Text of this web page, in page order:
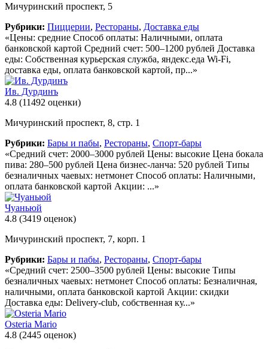
Мичуринский проспект, 5
Рубрики: Пиццерии, Рестораны, Доставка еды
«Цены: средние Способ оплаты: Наличными, оплата
банковской картой Средний счет: 500–1200 рублей Доставка
еды: Собственная курьерская служба, яндекс.еда Wi-Fi,
доставка еды, оплата банковской картой, пр...»
Ив. Дурдинъ
4.8 (11492 оценки)
Мичуринский проспект, 8, стр. 1
Рубрики: Бары и пабы, Рестораны, Спорт-бары
«Средний счет: 2000–3000 рублей Цены: высокие Цена бокала
пива: 280–500 рублей Цена бизнес-ланча: 520 рублей Типы
безналичных чаевых: нетмонет Способ оплаты: Наличными,
оплата банковской картой Акции: ...»
Чуаньюй
4.8 (3419 оценок)
Мичуринский проспект, 7, корп. 1
Рубрики: Бары и пабы, Рестораны, Спорт-бары
«Средний счет: 2500–3500 рублей Цены: высокие Типы
безналичных чаевых: нетмонет Способ оплаты: Безналичная,
наличными, оплата банковской картой Акции: скидки
Доставка еды: Delivery-club, собственная ку...»
Osteria Mario
4.8 (2445 оценок)